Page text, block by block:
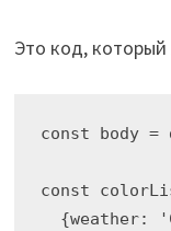
Это код, который
const body =
const
{weather: